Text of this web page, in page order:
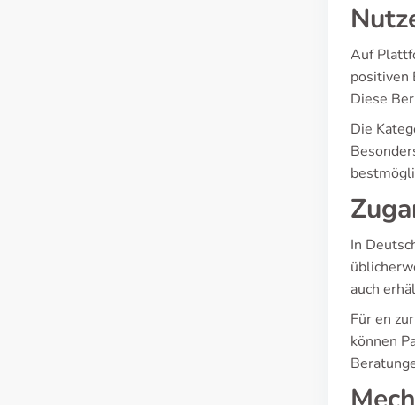
Auf
positiven
Diese
Die
In
auch
Für en
können